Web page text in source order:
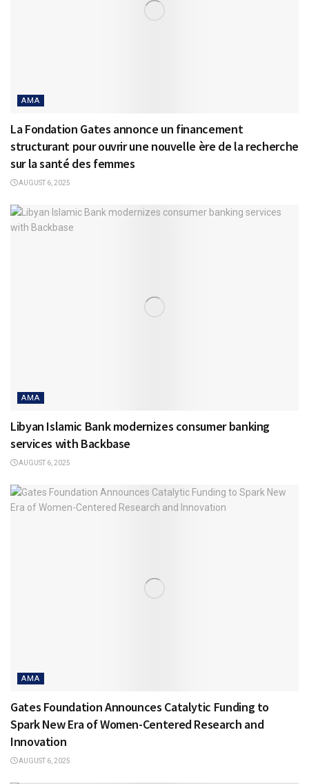
AMA
La Fondation Gates annonce un financement
structurant pour ouvrir une nouvelle ère de la recherche
sur la santé des femmes
AUGUST 6, 2025
AMA
Libyan Islamic Bank modernizes consumer banking
services with Backbase
AUGUST 6, 2025
AMA
Gates Foundation Announces Catalytic Funding to
Spark New Era of Women-Centered Research and
Innovation
AUGUST 6, 2025